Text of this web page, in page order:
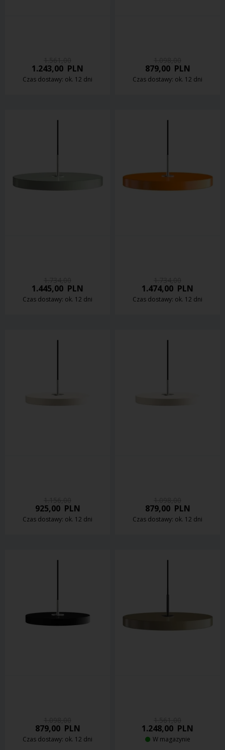
1.243,00 PLN
Czas dostawy: ok. 12 dni
879,00PLN
Czas dostawy: ok. 12 dni
1.445,00 PLN
Czas dostawy: ok. 12 dni
1.474,00 PLN
Czas dostawy: ok. 12 dni
925,00PLN
Czas dostawy: ok. 12 dni
879,00PLN
Czas dostawy: ok. 12 dni
879,00PLN
Czas dostawy: ok. 12 dni
1.248,00 PLN
W magazynie